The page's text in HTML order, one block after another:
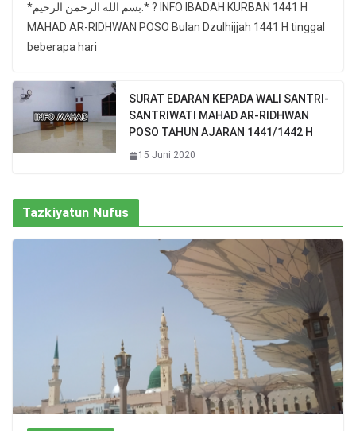
*بسم الله الرحمن الرحيم.* ? INFO IBADAH KURBAN 1441 H
MAHAD AR-RIDHWAN POSO Bulan Dzulhijjah 1441 H tinggal
beberapa hari
SURAT EDARAN KEPADA WALI SANTRI-
SANTRIWATI MAHAD AR-RIDHWAN
POSO TAHUN AJARAN 1441/1442 H
15 Juni 2020
Tazkiyatun Nufus